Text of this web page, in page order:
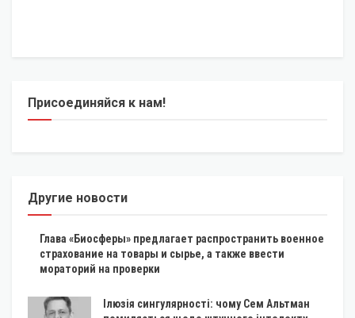
Присоединяйся к нам!
Другие новости
Глава «Биосферы» предлагает распространить военное
страхование на товары и сырье, а также ввести
мораторий на проверки
Ілюзія сингулярності: чому Сем Альтман